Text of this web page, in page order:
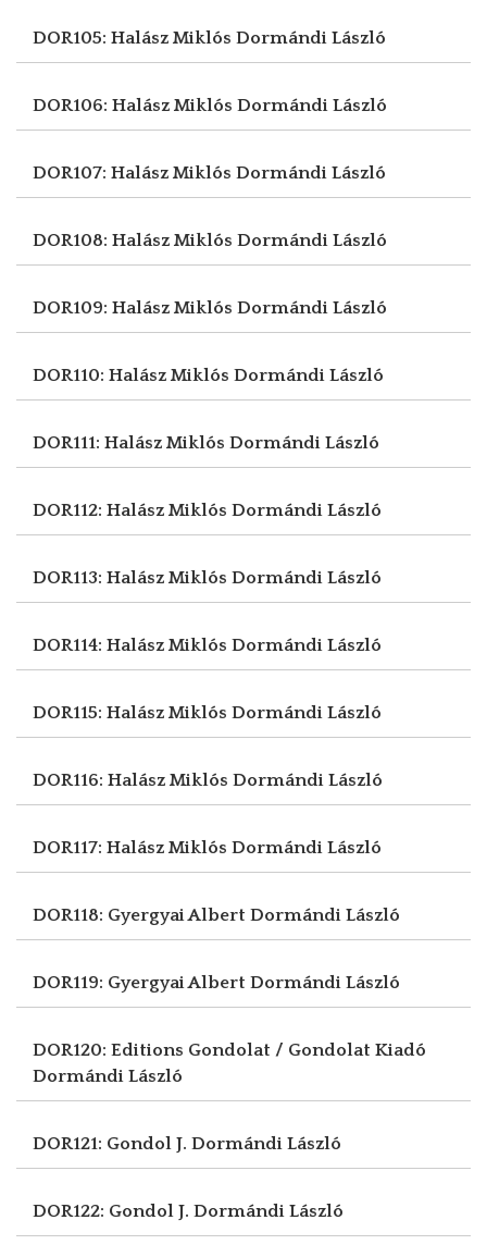
DOR105: Halász Miklós Dormándi László
DOR106: Halász Miklós Dormándi László
DOR107: Halász Miklós Dormándi László
DOR108: Halász Miklós Dormándi László
DOR109: Halász Miklós Dormándi László
DOR110: Halász Miklós Dormándi László
DOR111: Halász Miklós Dormándi László
DOR112: Halász Miklós Dormándi László
DOR113: Halász Miklós Dormándi László
DOR114: Halász Miklós Dormándi László
DOR115: Halász Miklós Dormándi László
DOR116: Halász Miklós Dormándi László
DOR117: Halász Miklós Dormándi László
DOR118: Gyergyai Albert Dormándi László
DOR119: Gyergyai Albert Dormándi László
DOR120: Editions Gondolat / Gondolat Kiadó
Dormándi László
DOR121: Gondol J. Dormándi László
DOR122: Gondol J. Dormándi László